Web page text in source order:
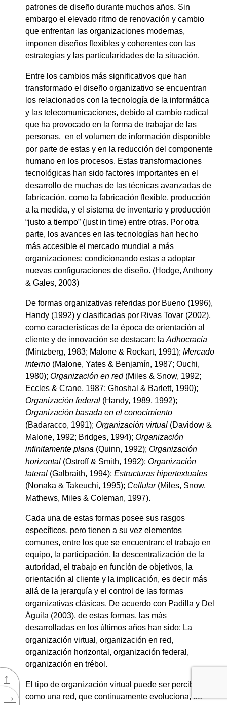
↑
→
patrones de diseño durante muchos años. Sin
embargo el elevado ritmo de renovación y cambio
que enfrentan las organizaciones modernas,
imponen diseños flexibles y coherentes con las
estrategias y las particularidades de la situación.
Entre los cambios más significativos que han
transformado el diseño organizativo se encuentran
los relacionados con la tecnología de la informática
y las telecomunicaciones, debido al cambio radical
que ha provocado en la forma de trabajar de las
personas, en el volumen de información disponible
por parte de estas y en la reducción del componente
humano en los procesos. Estas transformaciones
tecnológicas han sido factores importantes en el
desarrollo de muchas de las técnicas avanzadas de
fabricación, como la fabricación flexible, producción
a la medida, y el sistema de inventario y producción
“justo a tiempo” (just in time) entre otras. Por otra
parte, los avances en las tecnologías han hecho
más accesible el mercado mundial a más
organizaciones; condicionando estas a adoptar
nuevas configuraciones de diseño. (Hodge, Anthony
& Gales, 2003)
De formas organizativas referidas por Bueno (1996),
Handy (1992) y clasificadas por Rivas Tovar (2002),
como características de la época de orientación al
cliente y de innovación se destacan: la Adhocracia
(Mintzberg, 1983; Malone & Rockart, 1991); Mercado
interno (Malone, Yates & Benjamín, 1987; Ouchi,
1980); Organización en red(Miles & Snow, 1992;
Eccles & Crane, 1987; Ghoshal & Barlett, 1990);
Organización federal (Handy, 1989, 1992);
Organización basada en el conocimiento
(Badaracco, 1991); Organización virtual (Davidow &
Malone, 1992; Bridges, 1994); Organización
infinitamente plana (Quinn, 1992); Organización
horizontal (Ostroff & Smith, 1992); Organización
lateral (Galbraith, 1994); Estructuras hipertextuales
(Nonaka & Takeuchi, 1995); Cellular (Miles, Snow,
Mathews, Miles & Coleman, 1997).
Cada una de estas formas posee sus rasgos
específicos, pero tienen a su vez elementos
comunes, entre los que se encuentran: el trabajo en
equipo, la participación, la descentralización de la
autoridad, el trabajo en función de objetivos, la
orientación al cliente y la implicación, es decir más
allá de la jerarquía y el control de las formas
organizativas clásicas. De acuerdo con Padilla y Del
Águila (2003), de estas formas, las más
desarrolladas en los últimos años han sido: La
organización virtual, organización en red,
organización horizontal, organización federal,
organización en trébol.
El tipo de organización virtual puede ser percibido
como una red, que continuamente evoluciona, de